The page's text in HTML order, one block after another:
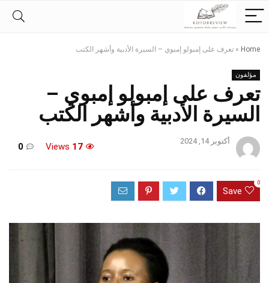
Home
» تعرف على إمبولو إمبوي – السيرة الأدبية وأشهر الكتب
مؤلفون
تعرف على إمبولو إمبوي –
السيرة الأدبية وأشهر الكتب
أكتوبر 14, 2024
17
0
Save
0